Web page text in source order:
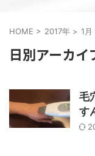
HOME > 2017年 > 1月
日別アーカ
毛
す